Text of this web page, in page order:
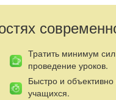
Тратить минимум сил
проведение уроков.
Быстро и
учащихся.